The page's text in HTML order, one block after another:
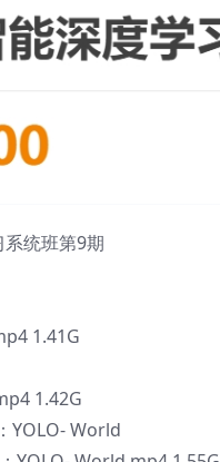
统班第9期
1.41G
1.42G
YOLO- World